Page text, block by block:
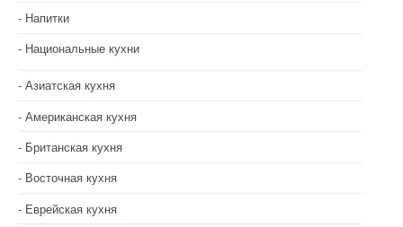
Напитки
Национальные кухни
Азиатская кухня
Американская кухня
Британская кухня
Восточная кухня
Еврейская кухня